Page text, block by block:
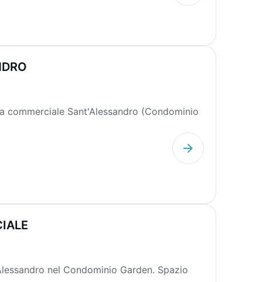
Sant'Alessandro (Condominio
nel Condominio Garden. Spazio